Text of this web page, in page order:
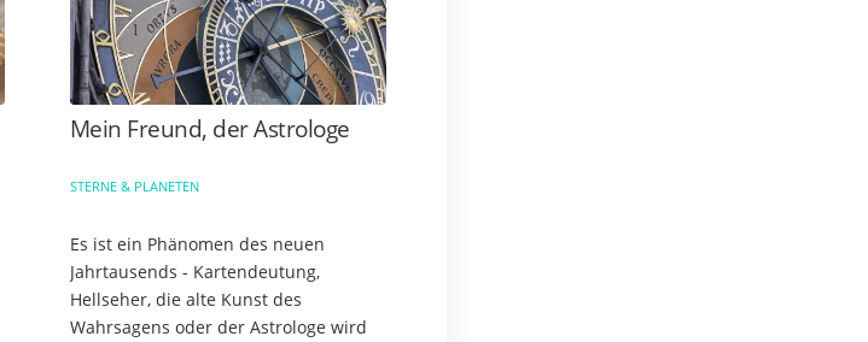
Mein Freund, der Astrologe
STERNE & PLANETEN
Es ist ein Phänomen des neuen
Jahrtausends - Kartendeutung,
Hellseher, die alte Kunst des
Wahrsagens oder der Astrologe wird